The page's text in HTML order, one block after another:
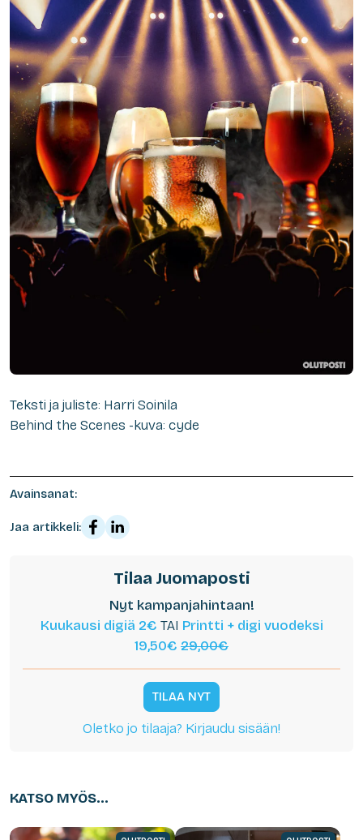
Teksti ja juliste: Harri Soinila
Behind the Scenes -kuva: cyde
Avainsanat:
Jaa artikkeli:
Tilaa Juomaposti
Nyt kampanjahintaan!
Kuukausi digiä 2€ TAI Printti + digi vuodeksi
19,50€ 29,00€
TILAA NYT
Oletko jo tilaaja? Kirjaudu sisään!
KATSO MYÖS...